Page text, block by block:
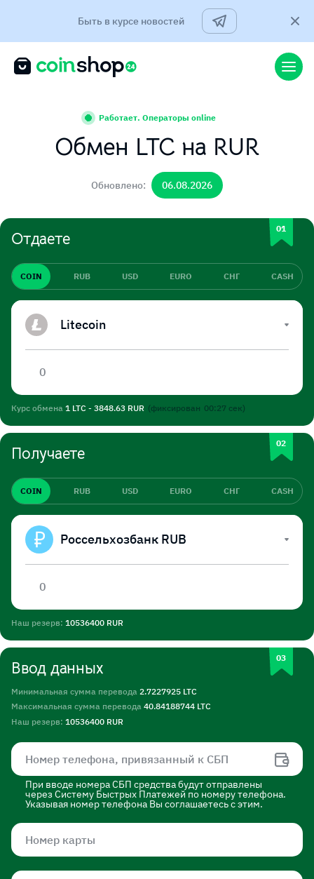
Быть в курсе новостей
Работает. Операторы online
Обмен LTC на RUR
Обновлено: 06.08.2026
Отдаете
COIN RUB USD EURO СНГ CASH
Litecoin
Курс обмена 1 LTC - 3848.63 RUR (фиксирован 00:26 сек)
Получаете
COIN RUB USD EURO СНГ CASH
Россельхозбанк RUB
Наш резерв: 10536400 RUR
Ввод данных
Минимальная сумма перевода 2.7227925 LTC
Максимальная сумма перевода 40.84188744 LTC
Наш резерв: 10536400 RUR
При вводе номера СБП средства будут отправлены
через Систему Быстрых Платежей по номеру телефона.
Указывая номер телефона Вы соглашаетесь с этим.